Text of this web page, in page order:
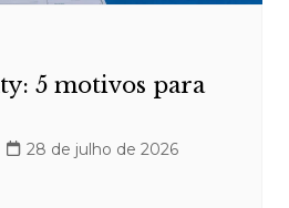
5 motivos para
28 de julho de 2026